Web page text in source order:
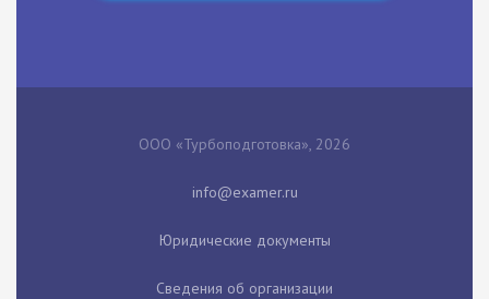
ООО «Турбоподготовка», 2026
Юридические документы
Сведения об организации